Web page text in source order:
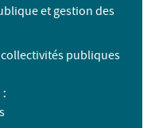
et gestion des
publiques